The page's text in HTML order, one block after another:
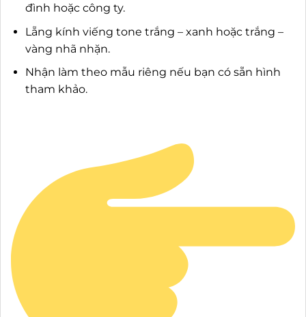
đình hoặc công ty.
Lẵng kính viếng tone trắng – xanh hoặc trắng –
vàng nhã nhặn.
Nhận làm theo mẫu riêng nếu bạn có sẵn hình
tham khảo.